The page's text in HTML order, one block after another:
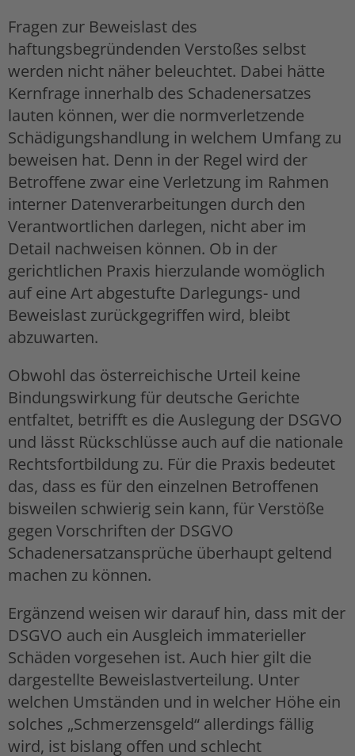
Fragen zur Beweislast des
haftungsbegründenden Verstoßes selbst
werden nicht näher beleuchtet. Dabei hätte
Kernfrage innerhalb des Schadenersatzes
lauten können, wer die normverletzende
Schädigungshandlung in welchem Umfang zu
beweisen hat. Denn in der Regel wird der
Betroffene zwar eine Verletzung im Rahmen
interner Datenverarbeitungen durch den
Verantwortlichen darlegen, nicht aber im
Detail nachweisen können. Ob in der
gerichtlichen Praxis hierzulande womöglich
auf eine Art abgestufte Darlegungs- und
Beweislast zurückgegriffen wird, bleibt
abzuwarten.
Obwohl das österreichische Urteil keine
Bindungswirkung für deutsche Gerichte
entfaltet, betrifft es die Auslegung der DSGVO
und lässt Rückschlüsse auch auf die nationale
Rechtsfortbildung zu. Für die Praxis bedeutet
das, dass es für den einzelnen Betroffenen
bisweilen schwierig sein kann, für Verstöße
gegen Vorschriften der DSGVO
Schadenersatzansprüche überhaupt geltend
machen zu können.
Ergänzend weisen wir darauf hin, dass mit der
DSGVO auch ein Ausgleich immaterieller
Schäden vorgesehen ist. Auch hier gilt die
dargestellte Beweislastverteilung. Unter
welchen Umständen und in welcher Höhe ein
solches „Schmerzensgeld“ allerdings fällig
wird, ist bislang offen und schlecht